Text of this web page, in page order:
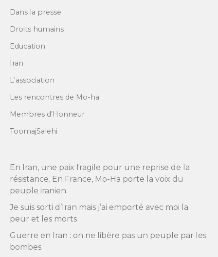
Dans la presse
Droits humains
Education
Iran
L'association
Les rencontres de Mo-ha
Membres d'Honneur
ToomajSalehi
En Iran, une paix fragile pour une reprise de la
résistance. En France, Mo-Ha porte la voix du
peuple iranien.
Je suis sorti d’Iran mais j’ai emporté avec moi la
peur et les morts
Guerre en Iran : on ne libère pas un peuple par les
bombes